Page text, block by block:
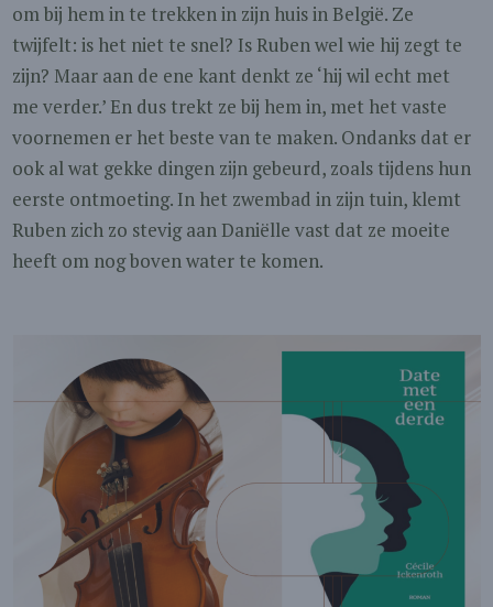
om bij hem in te trekken in zijn huis in België. Ze
twijfelt: is het niet te snel? Is Ruben wel wie hij zegt te
zijn? Maar aan de ene kant denkt ze ‘hij wil echt met
me verder.’ En dus trekt ze bij hem in, met het vaste
voornemen er het beste van te maken. Ondanks dat er
ook al wat gekke dingen zijn gebeurd, zoals tijdens hun
eerste ontmoeting. In het zwembad in zijn tuin, klemt
Ruben zich zo stevig aan Daniëlle vast dat ze moeite
heeft om nog boven water te komen.